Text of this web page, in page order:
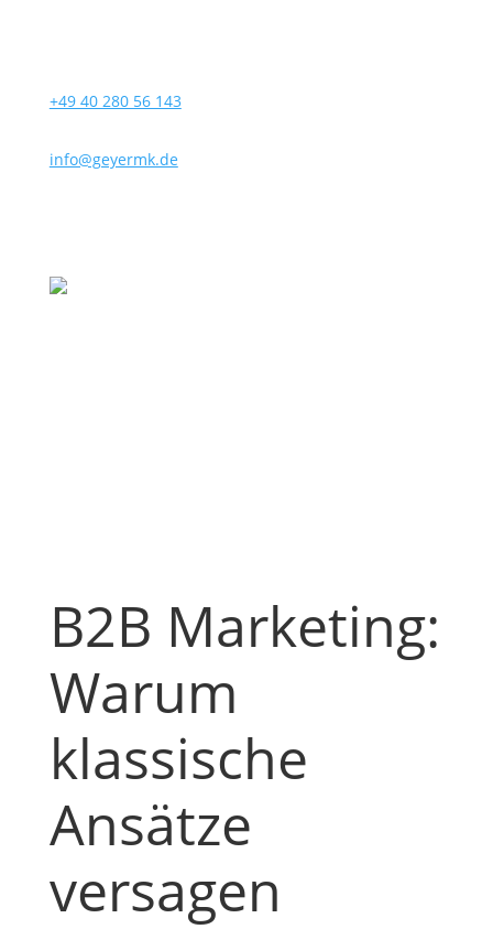
+49 40 280 56 143
info@geyermk.de
B2B Marketing:
Warum
klassische
Ansätze
versagen